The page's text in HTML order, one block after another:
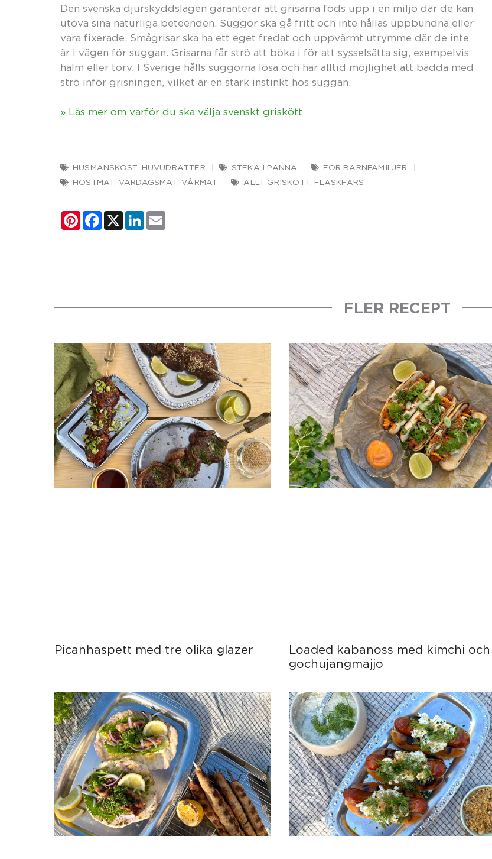
Den svenska djurskyddslagen garanterar att grisarna föds upp i en miljö där de kan
utöva sina naturliga beteenden. Suggor ska gå fritt och inte hållas uppbundna eller
vara fixerade. Smågrisar ska ha ett eget fredat och uppvärmt utrymme där de inte
är i vägen för suggan. Grisarna får strö att böka i för att sysselsätta sig, exempelvis
halm eller torv. I Sverige hålls suggorna lösa och har alltid möjlighet att bädda med
strö inför grisningen, vilket är en stark instinkt hos suggan.
» Läs mer om varför du ska välja svenskt griskött
HUSMANSKOST HUVUDRÄTTER STEKA I PANNA
FÖR BARNFAMILJER
HÖSTMAT VARDAGSMAT,VÅRMAT ALLT GRISKÖTT FLÄSKFÄRS
PinterestFacebook
X LinkedIn
FLER RECEPT
Picanhaspett med tre olika glazer
Loaded kabanoss med kimchi och
gochujangmajjo